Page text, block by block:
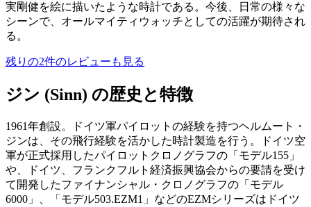
実剛健を絵に描いたような時計である。今後、日常の様々な
シーンで、オールマイティウォッチとしての活躍が期待され
る。
残りの2件のレビューも見る
ジン (Sinn) の歴史と特徴
1961年創設。ドイツ軍パイロットの経験を持つヘルムート・
ジンは、その飛行経験を活かした時計製造を行う。ドイツ空
軍が正式採用したパイロットクロノグラフの「モデル155」
や、ドイツ、フランクフルト経済振興協会からの要請を受け
て開発したファイナンシャル・クロノグラフの「モデル
6000」、「モデル503.EZM1」などのEZMシリーズはドイツ